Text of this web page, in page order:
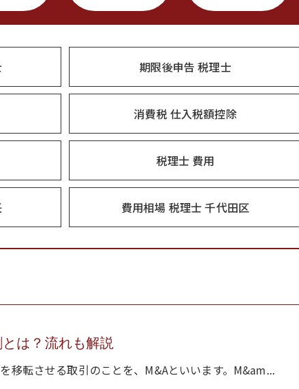
期限後申告 税理士
消費税 仕入税額控除
税理士 費用
費用相場 税理士 千代田区
は？流れも解説
移転させる取引のことを、M&Aといいます。M&am...